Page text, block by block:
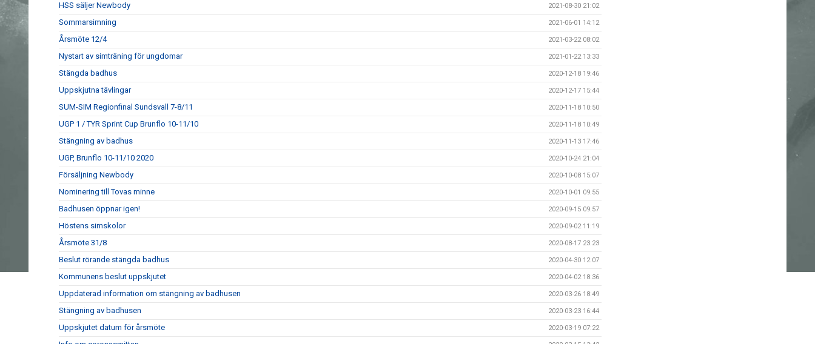
HSS säljer Newbody 2021-08-30 21:02
Sommarsimning 2021-06-01 14:12
Årsmöte 12/4 2021-03-22 08:02
Nystart av simträning för ungdomar 2021-01-22 13:33
Stängda badhus 2020-12-18 19:46
Uppskjutna tävlingar 2020-12-17 15:44
SUM-SIM Regionfinal Sundsvall 7-8/11 2020-11-18 10:50
UGP 1 / TYR Sprint Cup Brunflo 10-11/10 2020-11-18 10:49
Stängning av badhus 2020-11-13 17:46
UGP, Brunflo 10-11/10 2020 2020-10-24 21:04
Försäljning Newbody 2020-10-08 15:07
Nominering till Tovas minne 2020-10-01 09:55
Badhusen öppnar igen! 2020-09-15 09:57
Höstens simskolor 2020-09-02 11:19
Årsmöte 31/8 2020-08-17 23:23
Beslut rörande stängda badhus 2020-04-30 12:07
Kommunens beslut uppskjutet 2020-04-02 18:36
Uppdaterad information om stängning av badhusen 2020-03-26 18:49
Stängning av badhusen 2020-03-23 16:44
Uppskjutet datum för årsmöte 2020-03-19 07:22